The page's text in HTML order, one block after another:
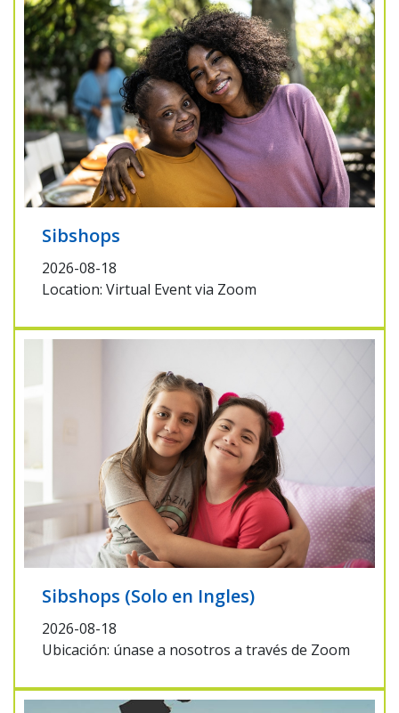
Sibshops
2026-08-18
Location: Virtual Event via Zoom
Sibshops (Solo en Ingles)
2026-08-18
Ubicación: únase a nosotros a través de Zoom